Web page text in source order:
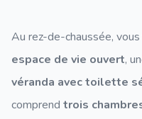
Au rez-de-chaussée,
espace de vie ouvert,
véranda avec toilette
comprend trois